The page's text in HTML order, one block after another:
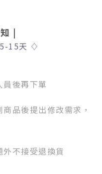
|
15天 ♢
後再下單
品後提出修改需求，
不接受退換貨